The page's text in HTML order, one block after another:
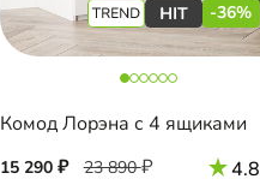
-36%
Комод Лорэна с 4 ящиками
15 290 23 890 4.8